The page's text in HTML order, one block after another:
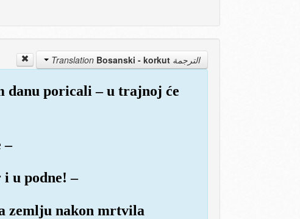
الترجمة Translation Bosanski - korkut
danu poricali – u trajnoj će
–
u podne! –
zemlju nakon mrtvila